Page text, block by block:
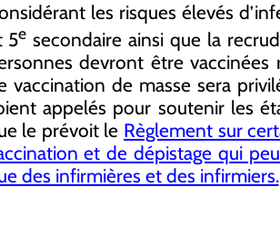
les risques élevés
5e secondaire ainsi que la
devront être vaccinées
vaccination de masse sera
appelés pour soutenir les
le prévoit le Règlement sur
et de dépistage qui
des infirmières et des infirmiers.